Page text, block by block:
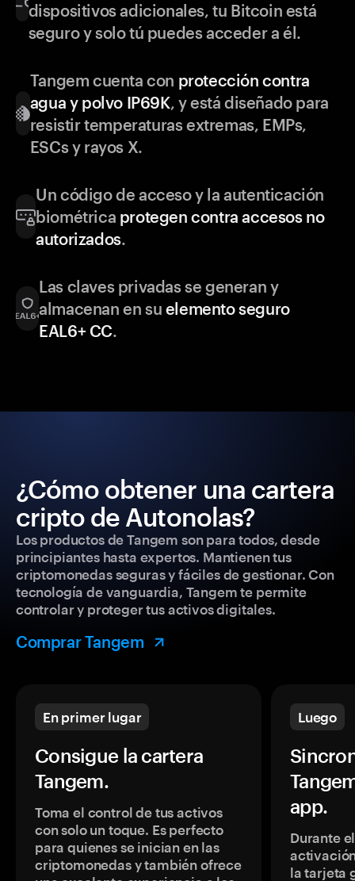
dispositivos adicionales, tu Bitcoin está
seguro y solo tú puedes acceder a él.
Tangem cuenta con protección contra
agua y polvo IP69K, y está diseñado para
resistir temperaturas extremas, EMPs,
ESCs y rayos X.
Un código de acceso y la autenticación
biométrica protegen contra accesos no
autorizados.
Las claves privadas se generan y
almacenan en su elemento seguro
EAL6+ CC.
¿Cómo obtener una cartera
cripto de Autonolas?
Los productos de Tangem son para todos, desde
principiantes hasta expertos. Mantienen tus
criptomonedas seguras y fáciles de gestionar. Con
tecnología de vanguardia, Tangem te permite
controlar y proteger tus activos digitales.
Comprar Tangem
En primer lugar
Consigue la cartera
Tangem.
Toma el control de tus activos
con solo un toque. Es perfecto
para quienes se inician en las
criptomonedas y también ofrece
Luego
app.
Durante
la tarjeta